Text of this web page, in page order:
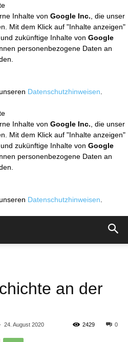
Inhalte von Google Inc. , die unser
Mit dem Klick auf "Inhalte anzeigen"
zukünftige Inhalte von Google
personenbezogene Daten an
Datenschutzhinweisen
Inhalte von Google Inc. , die unser
Mit dem Klick auf "Inhalte anzeigen"
zukünftige Inhalte von Google
personenbezogene Daten an
Datenschutzhinweisen
an der
24. August 2020 0
2429